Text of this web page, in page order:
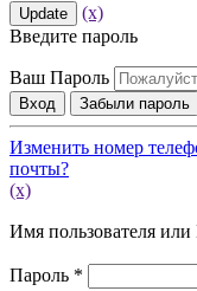
Update
(x)
Введите пароль
Ваш Пароль
Вход Забыли пароль
Изменить номер
почты?
(x)
Имя пользователя или
Пароль *